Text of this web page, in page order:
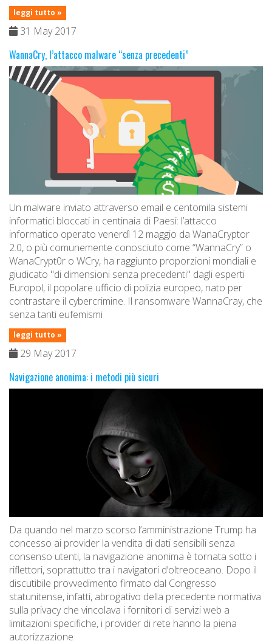
leggi tutto »
31 May 2017
WannaCry, l’attacco malware “senza precedenti”
Un malware inviato attraverso email e centomila sistemi
informatici bloccati in centinaia di Paesi: l’attacco
informatico operato venerdì 12 maggio da WanaCryptor
2.0, o più comunemente conosciuto come “WannaCry” o
WanaCrypt0r o WCry, ha raggiunto proporzioni mondiali e
giudicato "di dimensioni senza precedenti" dagli esperti
Europol, il popolare ufficio di polizia europeo, nato per
contrastare il cybercrimine. Il ransomware WannaCray, che
senza tanti eufemismi
leggi tutto »
29 May 2017
Navigazione anonima: i metodi più sicuri
Da quando nel marzo scorso l’amministrazione Trump ha
concesso ai provider la vendita di dati sensibili senza
consenso utenti, la navigazione anonima è tornata sotto i
riflettori, soprattutto tra i navigatori d’oltreoceano. Dopo il
discutibile provvedimento firmato dal Congresso
statunitense, infatti, abrogativo della precedente normativa
sulla privacy che vincolava i fornitori di servizi web a
limitazioni specifiche, i provider di rete hanno la piena
autorizzazione